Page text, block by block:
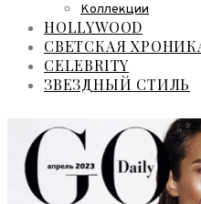
Коллекции
HOLLYWOOD
СВЕТСКАЯ
CELEBRITY
ЗВЕЗДНЫЙ СТИЛЬ